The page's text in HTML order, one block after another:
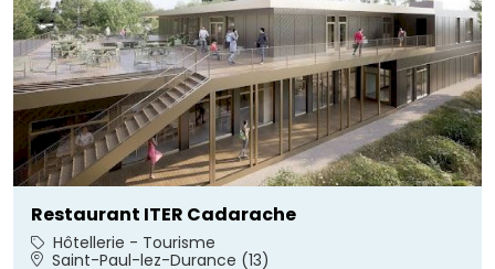
Restaurant ITER Cadarache
Hôtellerie - Tourisme
Saint-Paul-lez-Durance (13)